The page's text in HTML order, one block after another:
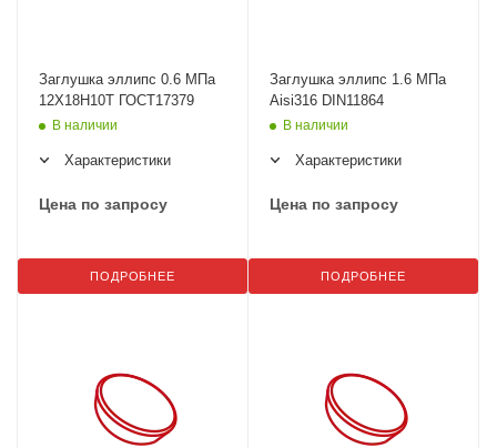
Заглушка эллипс 0.6 МПа
12Х18Н10Т ГОСТ17379
В наличии
Характеристики
Цена по запросу
ПОДРОБНЕЕ
Заглушка эллипс 1.6 МПа
Aisi316 DIN11864
В наличии
Характеристики
Цена по запросу
ПОДРОБНЕЕ